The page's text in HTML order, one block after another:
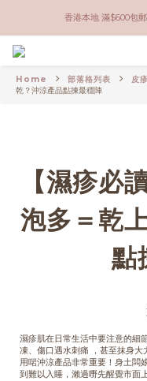
香港本地 滿$600包
香港本地 滿$600包
油麻地門市營業
香港本地 滿$600包
Home 部落格列表 皮
乾？沖涼產品點揀最穩陣
【濕疹必
泡多＝乾
點
濕疹肌在日常生活中要注意的
凍、傷口遇水刺痛 ，甚至抹身大
用啱沖涼產品非常重要！身土闆
到難以入睡，瀨過嘢先醒覺市面